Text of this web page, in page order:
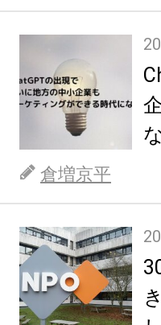
倉増京平